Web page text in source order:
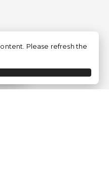
Please refresh the